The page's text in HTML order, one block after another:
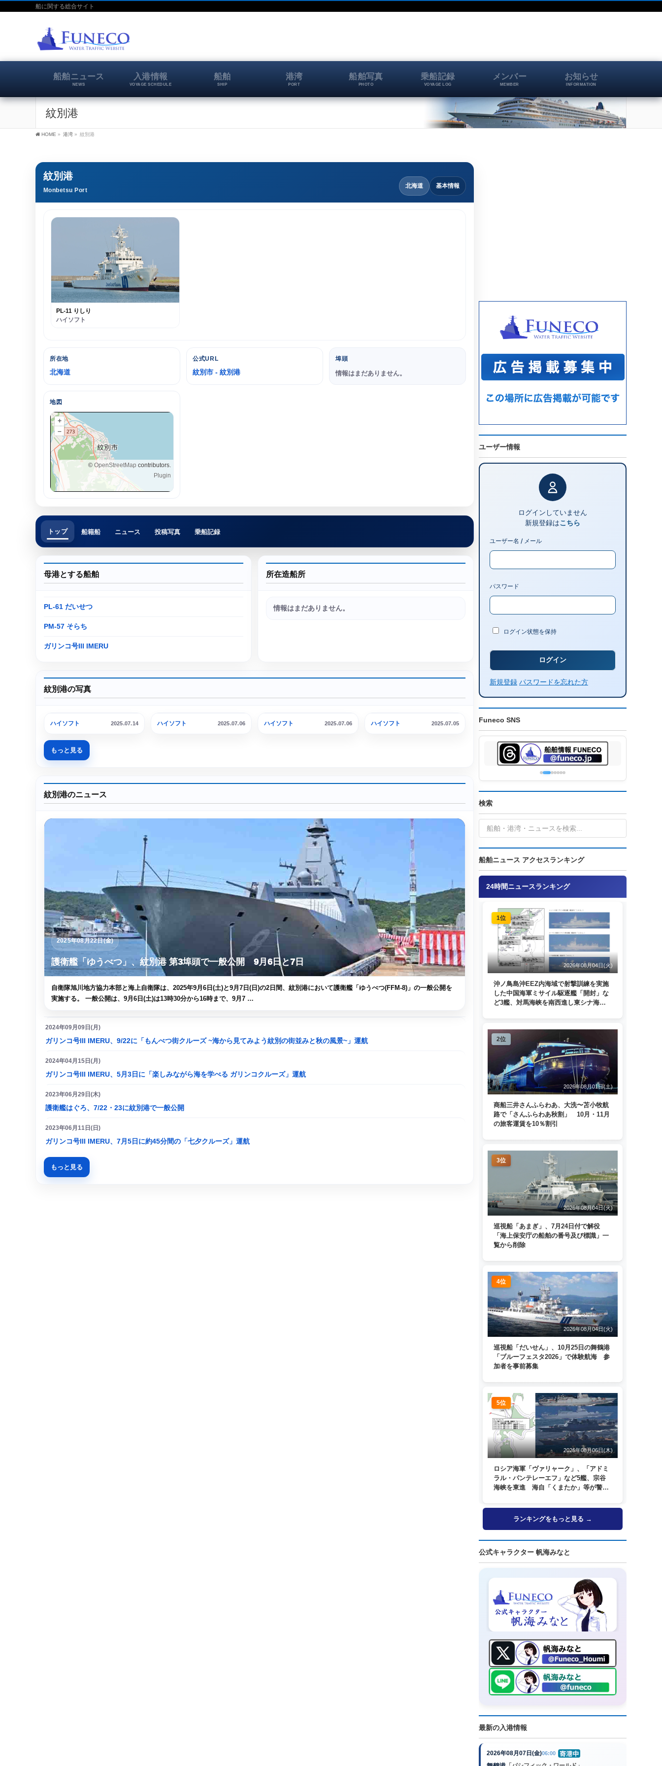
船に関する総合サイト
船舶ニュース
NEWS
入港情報
VOYAGE SCHEDULE
船舶
SHIP
港湾
PORT
船舶写真
PHOTO
乗船記録
VOYAGE LOG
メンバー
MEMBER
お知らせ
INFORMATION
紋別港
HOME » 港湾 » 紋別港
紋別港
Monbetsu Port
北海道 基本情報
PL-11 りしり
ハイソフト
所在地
北海道
公式URL
紋別市 - 紋別港
埠頭
情報はまだありません。
地図
+
–
© OpenStreetMap contributors.
Plugin
トップ 船籍船 ニュース 投稿写真 乗船記録
母港とする船舶
PL-61 だいせつ
PM-57 そらち
ガリンコ号III IMERU
所在造船所
情報はまだありません。
紋別港の写真
PL-11 りしり
ハイソフト 2025.07.14
ガリンコ号III IMERU
ハイソフト 2025.07.06 ハイソフト 2025.07.06
PL-61 だいせつ
ハイソフト 2025.07.05
もっと見る
紋別港のニュース
2025年08月22日(金)
護衛艦「ゆうべつ」、紋別港 第3埠頭で一般公開 9月6日と7日
自衛隊旭川地方協力本部と海上自衛隊は、2025年9月6日(土)と9月7日(日)の2日間、紋別港において護衛艦「ゆうべつ(FFM-8)」の一般公開を
実施する。 一般公開は、9月6日(土)は13時30分から16時まで、9月7 …
2024年09月09日(月)
ガリンコ号III IMERU、9/22に「もんべつ街クルーズ ~海から見てみよう紋別の街並みと秋の風景~」運航
2024年04月15日(月)
ガリンコ号III IMERU、5月3日に「楽しみながら海を学べる ガリンコクルーズ」運航
2023年06月29日(木)
護衛艦はぐろ、7/22・23に紋別港で一般公開
2023年06月11日(日)
ガリンコ号III IMERU、7月5日に約45分間の「七夕クルーズ」運航
もっと見る
ユーザー情報
ログインしていません
新規登録はこちら
ユーザー名 / メール
パスワード
ログイン状態を保持
新規登録 パスワードを忘れた方
Funeco SNS
検索
船舶ニュース アクセスランキング
24時間ニュースランキング
1位
2026年08月04日(火)
沖ノ鳥島沖EEZ内海域で射撃訓練を実施
した中国海軍ミサイル駆逐艦「開封」な
ど3艦、対馬海峡を南西進し東シナ海
2位
2026年08月01日(土)
商船三井さんふらわあ、大洗〜苫小牧航
路で「さんふらわあ秋割」 10月・11月
の旅客運賃を10％割引
3位
2026年08月04日(火)
巡視船「あまぎ」、7月24日付で解役
「海上保安庁の船舶の番号及び標識」一
覧から削除
4位
2026年08月04日(火)
巡視船「だいせん」、10月25日の舞鶴港
「ブルーフェスタ2026」で体験航海 参
加者を事前募集
5位
2026年08月06日(木)
ロシア海軍「ヴァリャーク」、「アドミ
ラル・パンテレーエフ」など5艦、宗谷
海峡を東進 海自「くまたか」等が警戒
ランキングをもっと見る →
公式キャラクター 帆海みなと
最新の入港情報
2026年08月07日(金)06:00